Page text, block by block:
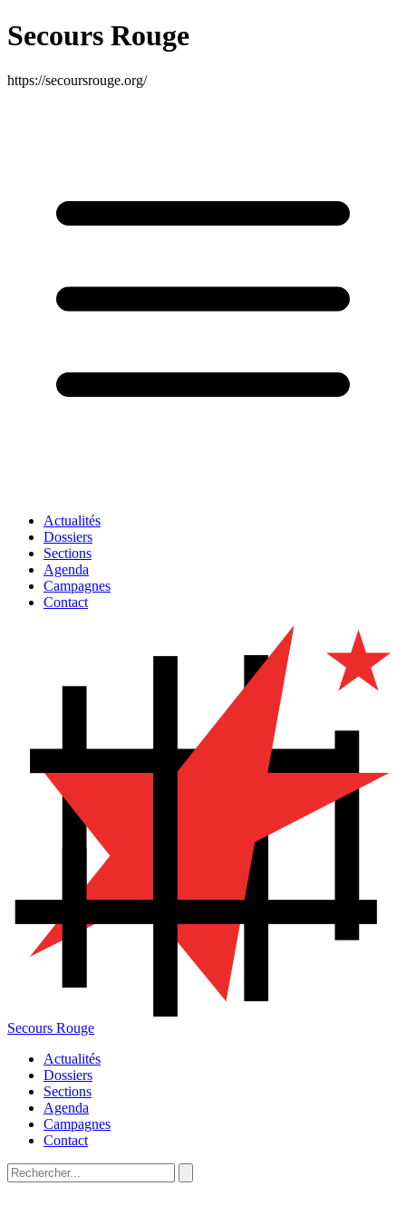
Secours Rouge
https://secoursrouge.org/
Actualités
Dossiers
Sections
Agenda
Campagnes
Contact
Secours Rouge
Actualités
Dossiers
Sections
Agenda
Campagnes
Contact